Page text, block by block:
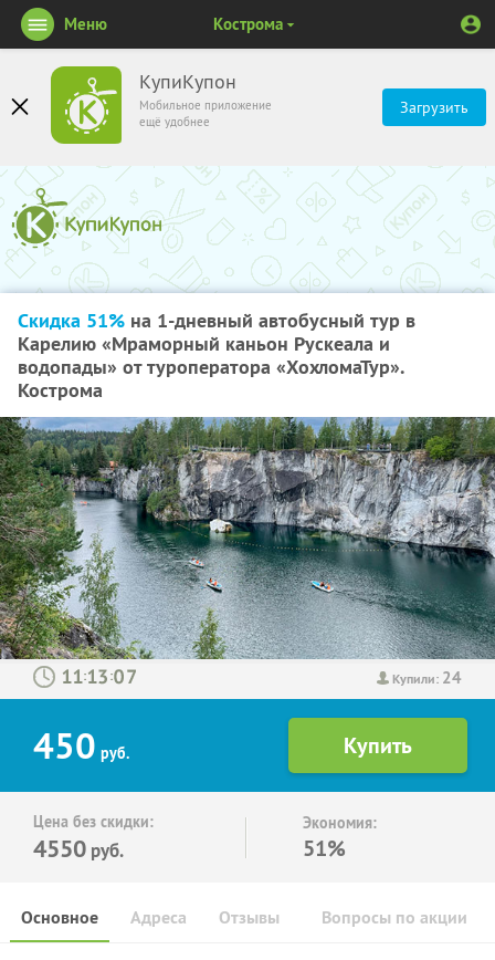
КупиКупон
Мобильное приложение
ещё удобнее
Загрузить
Меню Кострома
Скидка 51% на 1-дневный автобусный тур в
Карелию «Мраморный каньон Рускеала и
водопады» от туроператора «ХохломаТур».
Кострома
Купили: 24
: :
450 руб.
Цена без скидки:
4550 руб.
Экономия:
51%
Основное Отзывы Вопросы по акции
Адреса